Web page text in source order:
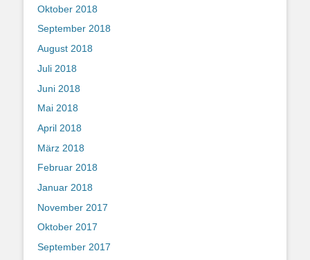
Oktober 2018
September 2018
August 2018
Juli 2018
Juni 2018
Mai 2018
April 2018
März 2018
Februar 2018
Januar 2018
November 2017
Oktober 2017
September 2017